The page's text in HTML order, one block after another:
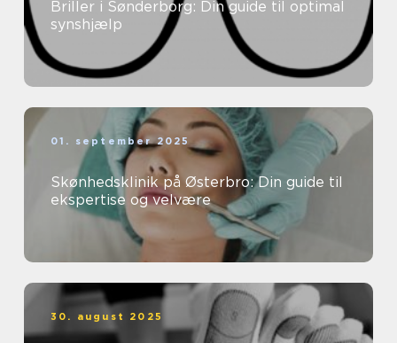
Briller i Sønderborg: Din guide til optimal
synshjælp
01. september 2025
Skønhedsklinik på Østerbro: Din guide til
ekspertise og velvære
30. august 2025